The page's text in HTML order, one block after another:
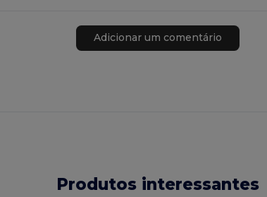
Adicionar um comentário
Produtos interessantes